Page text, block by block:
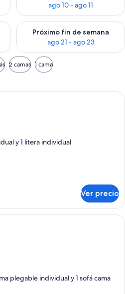
ago 10 - ago 11
este fin de semana ago 14 -
Próximo fin de semana
ago 21 - ago 23
Consulta la disponibilidad
2 camas 1 cama
Habitación de hotel con cama,
y 1 litera individual
Ver precio
Una sala de estar moderna con un
plegable individual y 1 sofá cama